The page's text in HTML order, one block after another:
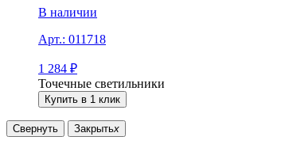
В наличии
Арт.: 011718
1 284 ₽
Точечные светильники
Купить в 1 клик
Свернуть Закрытьx